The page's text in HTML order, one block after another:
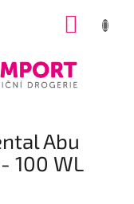
Abu
100 WL